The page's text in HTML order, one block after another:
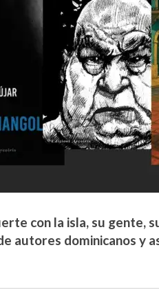
con la isla, su gente,
autores dominicanos y